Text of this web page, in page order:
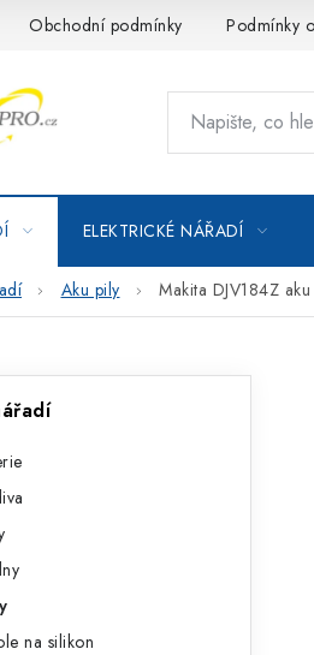
Obchodní podmínky Podmínky
ELEKTRICKÉ NÁŘADÍ
Aku pily Makita DJV184Z
na silikon